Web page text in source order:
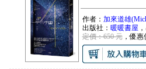
作者： 加來道雄
出版社： 暖暖書屋
定價：650 元，優惠